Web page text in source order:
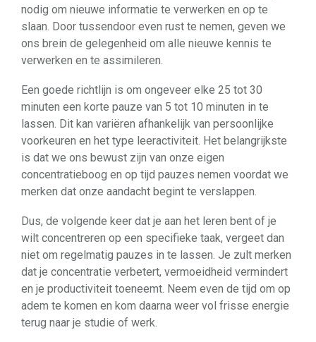
nodig om nieuwe informatie te verwerken en op te
slaan. Door tussendoor even rust te nemen, geven we
ons brein de gelegenheid om alle nieuwe kennis te
verwerken en te assimileren.
Een goede richtlijn is om ongeveer elke 25 tot 30
minuten een korte pauze van 5 tot 10 minuten in te
lassen. Dit kan variëren afhankelijk van persoonlijke
voorkeuren en het type leeractiviteit. Het belangrijkste
is dat we ons bewust zijn van onze eigen
concentratieboog en op tijd pauzes nemen voordat we
merken dat onze aandacht begint te verslappen.
Dus, de volgende keer dat je aan het leren bent of je
wilt concentreren op een specifieke taak, vergeet dan
niet om regelmatig pauzes in te lassen. Je zult merken
dat je concentratie verbetert, vermoeidheid vermindert
en je productiviteit toeneemt. Neem even de tijd om op
adem te komen en kom daarna weer vol frisse energie
terug naar je studie of werk.